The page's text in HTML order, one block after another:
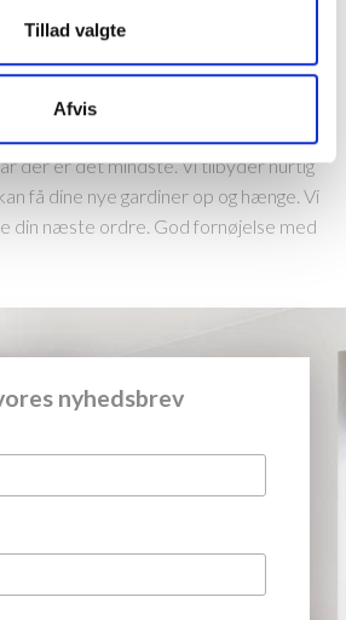
Tillad valgte
Afvis
købsprocessen, for at sikre, at du får en
stille spørgsmål til vores
vil forsøge at svare efter bedste evne.
store eller for små, så det er bare med
der er det mindste. Vi tilbyder hurtig
få dine nye gardiner op og hænge. Vi
din næste ordre. God fornøjelse med
nyhedsbrev